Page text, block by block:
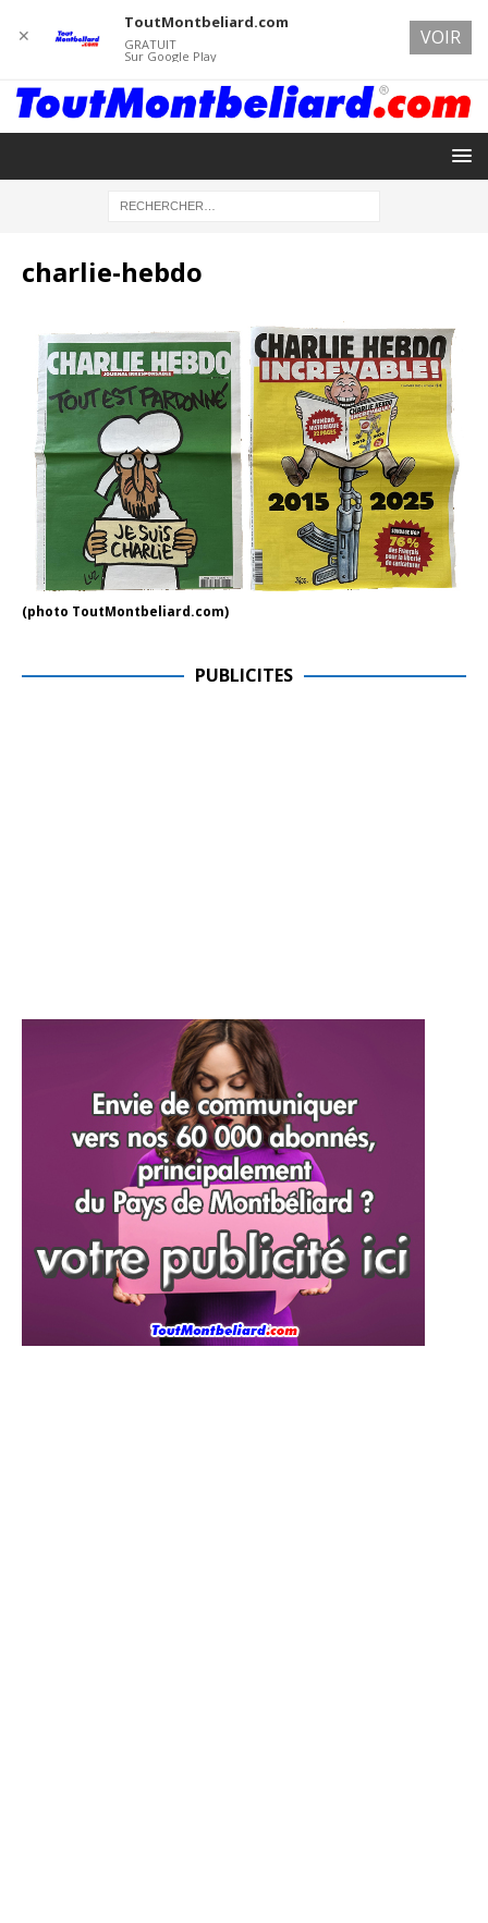
charlie-hebdo
(photo ToutMontbeliard.com)
PUBLICITES
✕
ToutMontbeliard.com
GRATUIT
Sur Google Play
VOIR